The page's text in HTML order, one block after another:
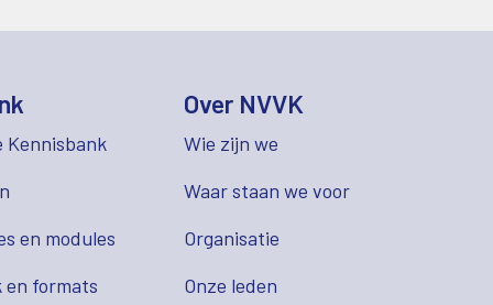
Kennisbank
en modules
en formats
Over NVVK
Wie zijn we
Waar staan we voor
Organisatie
Onze leden